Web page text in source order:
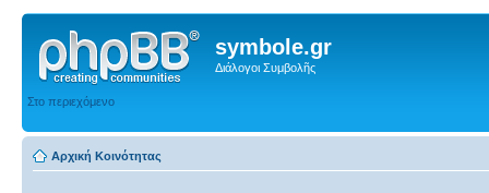
symbole.gr
Διάλογοι Συμβολῆς
Στο περιεχόμενο
Αρχική Κοινότητας